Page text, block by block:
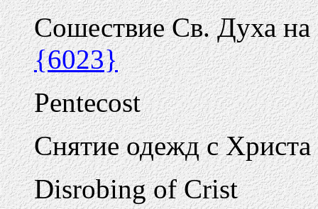
Сошествие Св. Духа на
{6023}
Pentecost
Снятие одежд с Христа
Disrobing of Crist